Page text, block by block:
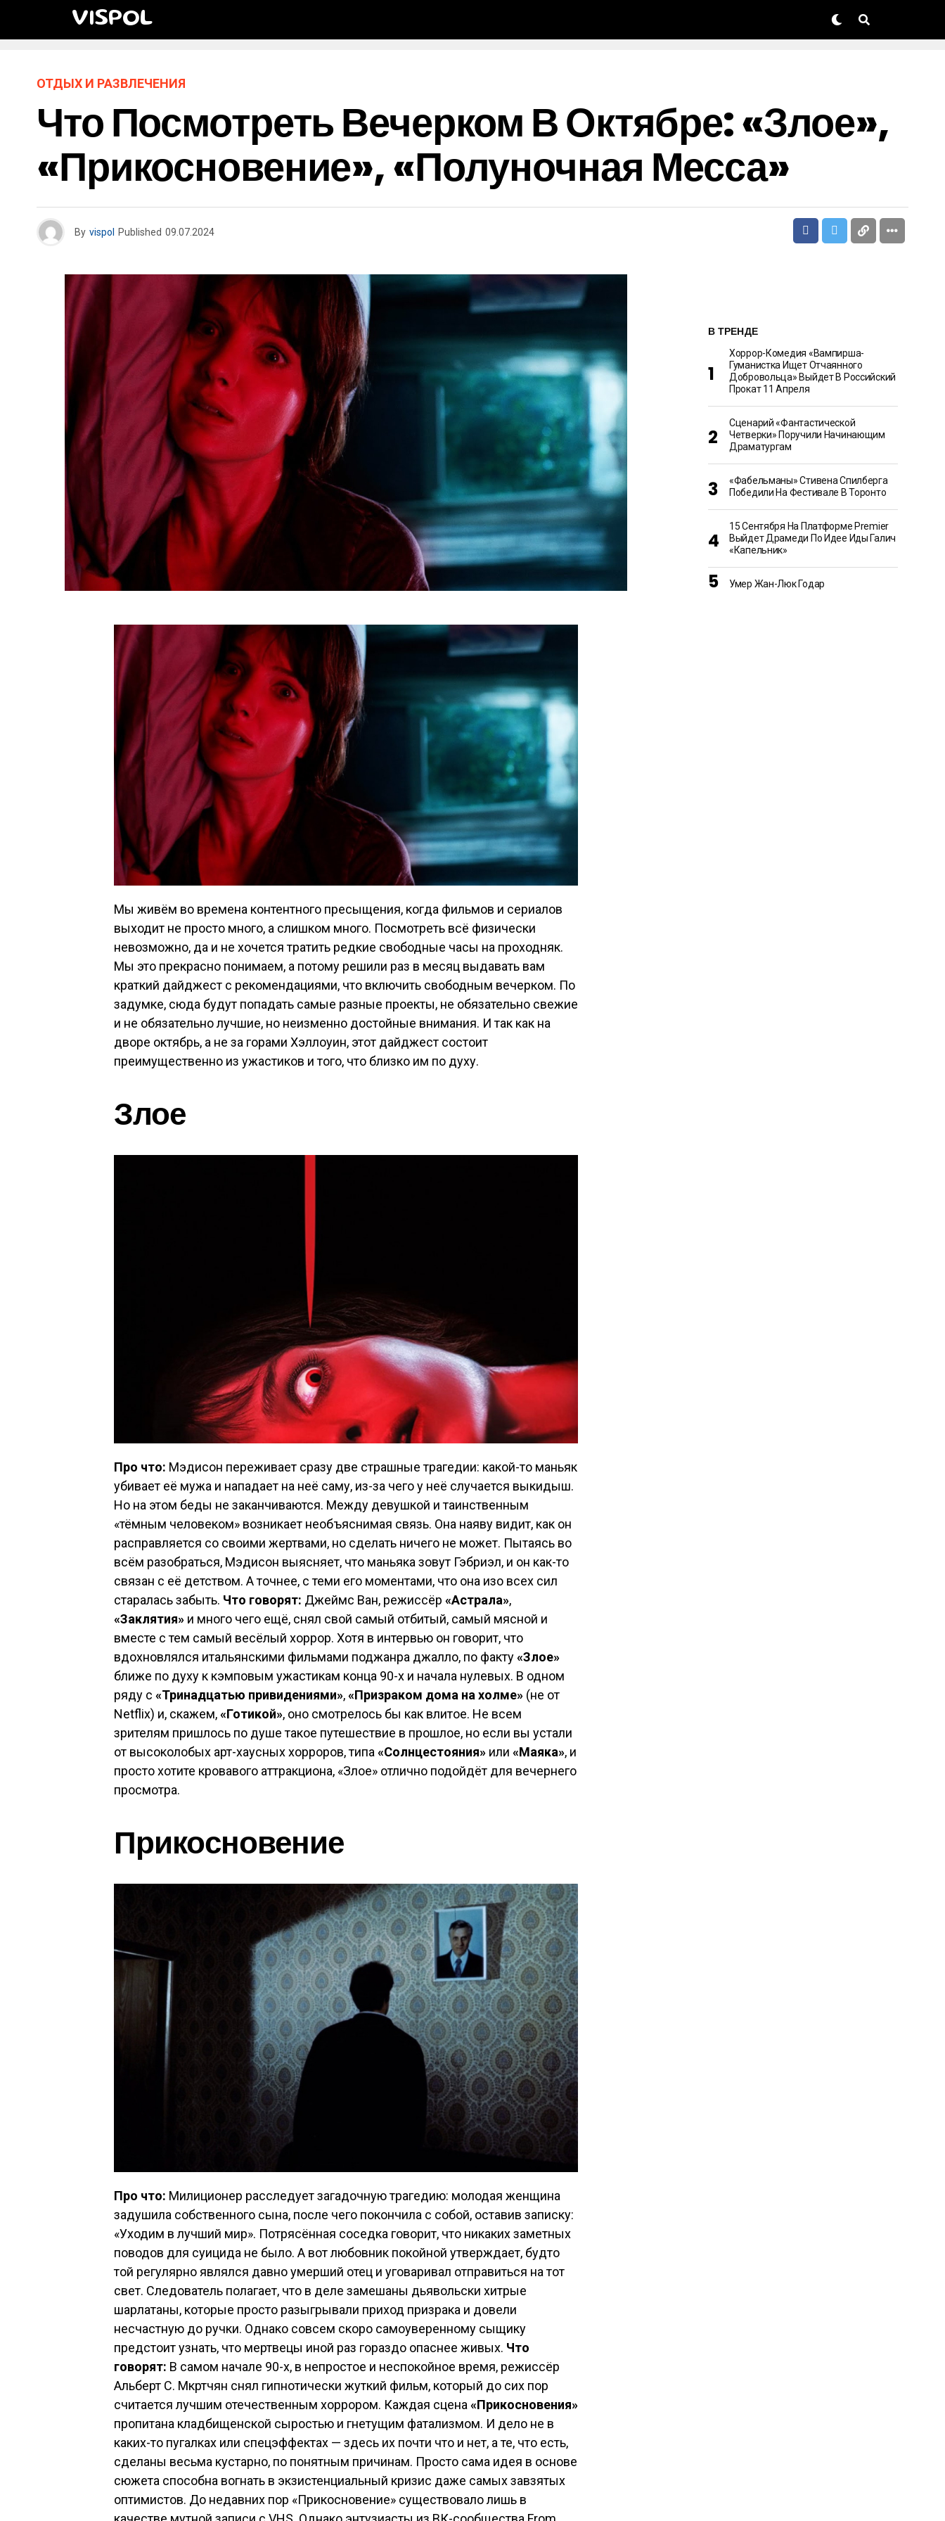
VISPOL
ОТДЫХ И РАЗВЛЕЧЕНИЯ
Что Посмотреть Вечерком В Октябре: «Злое»,
«Прикосновение», «Полуночная Месса»
By vispol Published 09.07.2024
Мы живём во времена контентного пресыщения, когда фильмов и сериалов
выходит не просто много, а слишком много. Посмотреть всё физически
невозможно, да и не хочется тратить редкие свободные часы на проходняк.
Мы это прекрасно понимаем, а потому решили раз в месяц выдавать вам
краткий дайджест с рекомендациями, что включить свободным вечерком. По
задумке, сюда будут попадать самые разные проекты, не обязательно свежие
и не обязательно лучшие, но неизменно достойные внимания. И так как на
дворе октябрь, а не за горами Хэллоуин, этот дайджест состоит
преимущественно из ужастиков и того, что близко им по духу.
Злое
Про что: Мэдисон переживает сразу две страшные трагедии: какой-то маньяк
убивает её мужа и нападает на неё саму, из-за чего у неё случается выкидыш.
Но на этом беды не заканчиваются. Между девушкой и таинственным
«тёмным человеком» возникает необъяснимая связь. Она наяву видит, как он
расправляется со своими жертвами, но сделать ничего не может. Пытаясь во
всём разобраться, Мэдисон выясняет, что маньяка зовут Гэбриэл, и он как-то
связан с её детством. А точнее, с теми его моментами, что она изо всех сил
старалась забыть. Что говорят: Джеймс Ван, режиссёр «Астрала»,
«Заклятия» и много чего ещё, снял свой самый отбитый, самый мясной и
вместе с тем самый весёлый хоррор. Хотя в интервью он говорит, что
вдохновлялся итальянскими фильмами поджанра джалло, по факту«Злое»
ближе по духу к кэмповым ужастикам конца 90-х и начала нулевых. В одном
ряду с «Тринадцатью привидениями»,«Призраком дома на холме» (не от
Netflix) и, скажем,«Готикой», оно смотрелось бы как влитое. Не всем
зрителям пришлось по душе такое путешествие в прошлое, но если вы устали
от высоколобых арт-хаусных хорроров, типа«Солнцестояния» или «Маяка», и
просто хотите кровавого аттракциона, «Злое» отлично подойдёт для вечернего
просмотра.
Прикосновение
Про что: Милиционер расследует загадочную трагедию: молодая женщина
задушила собственного сына, после чего покончила с собой, оставив записку:
«Уходим в лучший мир». Потрясённая соседка говорит, что никаких заметных
поводов для суицида не было. А вот любовник покойной утверждает, будто
той регулярно являлся давно умерший отец и уговаривал отправиться на тот
свет. Следователь полагает, что в деле замешаны дьявольски хитрые
шарлатаны, которые просто разыгрывали приход призрака и довели
несчастную до ручки. Однако совсем скоро самоуверенному сыщику
предстоит узнать, что мертвецы иной раз гораздо опаснее живых. Что
говорят: В самом начале 90-х, в непростое и неспокойное время, режиссёр
Альберт С. Мкртчян снял гипнотически жуткий фильм, который до сих пор
считается лучшим отечественным хоррором. Каждая сцена«Прикосновения»
пропитана кладбищенской сыростью и гнетущим фатализмом. И дело не в
каких-то пугалках или спецэффектах — здесь их почти что и нет, а те, что есть,
сделаны весьма кустарно, по понятным причинам. Просто сама идея в основе
сюжета способна вогнать в экзистенциальный кризис даже самых завзятых
оптимистов. До недавних пор «Прикосновение» существовало лишь в
В ТРЕНДЕ
Хоррор-Комедия «Вампирша-
Гуманистка Ищет Отчаянного
Добровольца» Выйдет В Российский
Прокат 11 Апреля
Сценарий «Фантастической
Четверки» Поручили Начинающим
Драматургам
«Фабельманы» Стивена Спилберга
Победили На Фестивале В Торонто
15 Сентября На Платформе Premier
Выйдет Драмеди По Идее Иды Галич
«Капельник»
Умер Жан-Люк Годар